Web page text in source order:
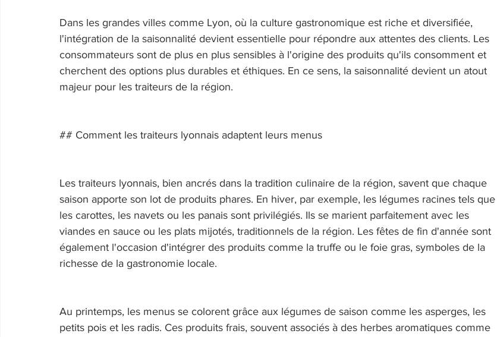
Dans les grandes villes comme Lyon, où la culture gastronomique est riche et diversifiée,
l'intégration de la saisonnalité devient essentielle pour répondre aux attentes des clients. Les
consommateurs sont de plus en plus sensibles à l'origine des produits qu'ils consomment et
cherchent des options plus durables et éthiques. En ce sens, la saisonnalité devient un atout
majeur pour les traiteurs de la région.
## Comment les traiteurs lyonnais adaptent leurs menus
Les traiteurs lyonnais, bien ancrés dans la tradition culinaire de la région, savent que chaque
saison apporte son lot de produits phares. En hiver, par exemple, les légumes racines tels que
les carottes, les navets ou les panais sont privilégiés. Ils se marient parfaitement avec les
viandes en sauce ou les plats mijotés, traditionnels de la région. Les fêtes de fin d'année sont
également l'occasion d'intégrer des produits comme la truffe ou le foie gras, symboles de la
richesse de la gastronomie locale.
Au printemps, les menus se colorent grâce aux légumes de saison comme les asperges, les
petits pois et les radis. Ces produits frais, souvent associés à des herbes aromatiques comme